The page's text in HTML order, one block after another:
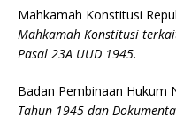
Mahkamah Konstitusi
Mahkamah Konstitusi
Pasal 23A UUD 1945.
Badan Pembinaan Hukum
Tahun 1945 dan